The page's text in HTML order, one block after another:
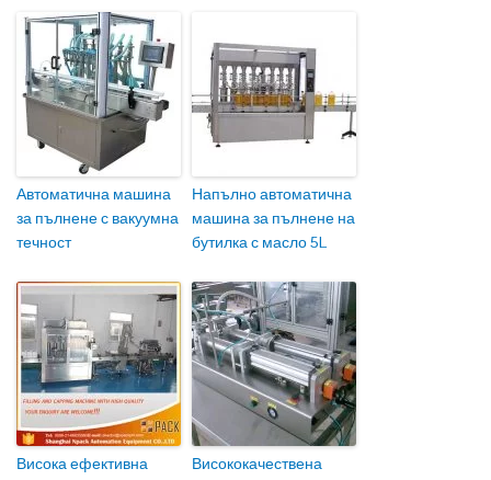
Автоматична машина
за пълнене с вакуумна
течност
Напълно автоматична
машина за пълнене на
бутилка с масло 5L
Висока ефективна
Висококачествена